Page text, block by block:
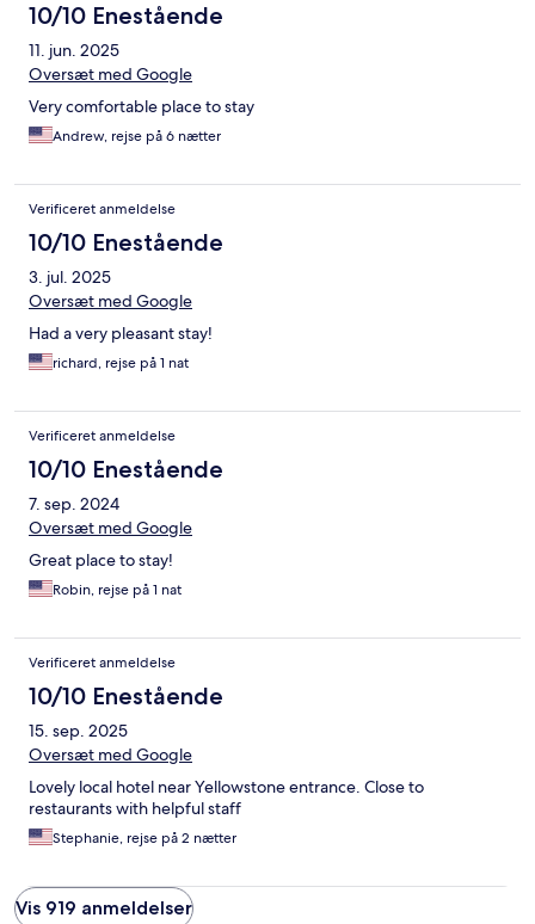
10/10 Enestående
11. jun. 2025
Oversæt med Google
Very comfortable place to stay
Andrew, rejse på 6 nætter
Verificeret anmeldelse
10/10 Enestående
3. jul. 2025
Oversæt med Google
Had a very pleasant stay!
richard, rejse på 1 nat
Verificeret anmeldelse
10/10 Enestående
7. sep. 2024
Oversæt med Google
Great place to stay!
Robin, rejse på 1 nat
Verificeret anmeldelse
10/10 Enestående
15. sep. 2025
Oversæt med Google
Lovely local hotel near Yellowstone entrance. Close to
restaurants with helpful staff
Stephanie, rejse på 2 nætter
Vis 919 anmeldelser